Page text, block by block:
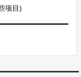
项目)